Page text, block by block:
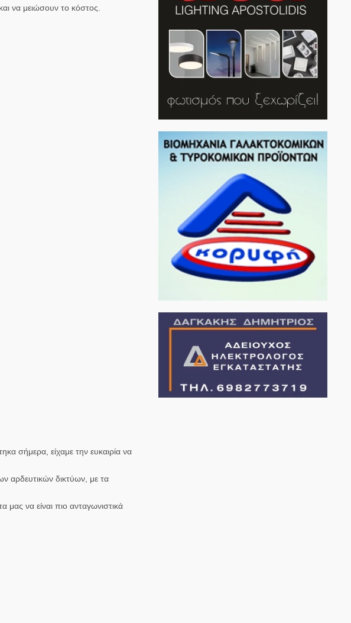
να μειώσουν το κόστος.
σήμερα, είχαμε την ευκαιρία να
αρδευτικών δικτύων, με τα
να είναι πιο ανταγωνιστικά